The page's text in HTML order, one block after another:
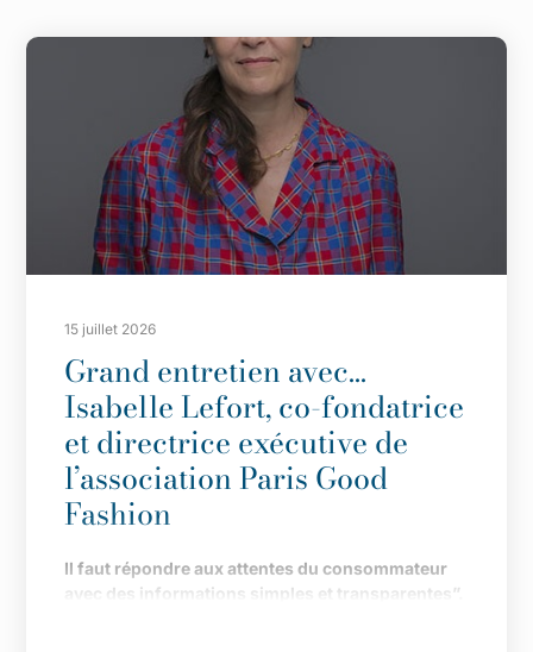
15 juillet 2026
Grand entretien avec…
Isabelle Lefort, co-fondatrice
et directrice exécutive de
l’association Paris Good
Fashion
Il faut répondre aux attentes du consommateur
avec des informations simples et transparentes”.